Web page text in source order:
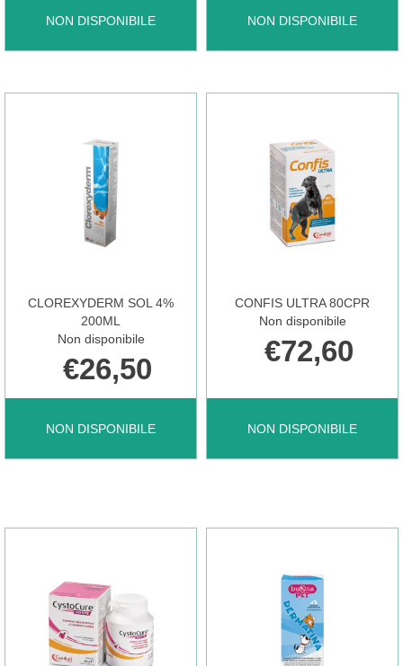
NON DISPONIBILE
CLOREXYDERM
50ML NON
DISPONIBILE
NON DISPONIBILE
CLOREXYDERM
200ML NON
DISPONIBILE
CLOREXYDERM SOL 4%
200ML
Non disponibile
€26,50
NON DISPONIBILE
CLOREXYDERM
200ML NON
CONFIS ULTRA 80CPR
Non disponibile
€72,60
NON DISPONIBILE
CONFIS